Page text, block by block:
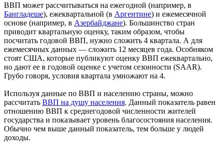
ВВП может рассчитываться на ежегодной (например, в
Бангладеше), ежеквартальной (в Аргентине) и ежемесячной
основе (например, в Азербайджане). Большинство стран
приводит квартальную оценку, таким образом, чтобы
посчитать годовой ВВП, нужно сложить 4 квартала. А для
ежемесячных данных — сложить 12 месяцев года. Особняком
стоят США, которые публикуют оценку ВВП ежеквартально,
но дают ее в годовой оценке с учетом сезонности (SAAR).
Грубо говоря, условия квартала умножают на 4.
Используя данные по ВВП и населению страны, можно
рассчитать ВВП на душу населения. Данный показатель равен
отношению ВВП к среднегодовой численности жителей
государства и показывает уровень благосостояния населения.
Обычно чем выше данный показатель, тем больше у людей
доходы.